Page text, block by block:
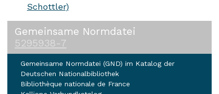
Schottler)
Gemeinsame Normdatei
5295938-7
Gemeinsame Normdatei (GND) im Katalog der
Deutschen Nationalbibliothek
Bibliothèque nationale de France